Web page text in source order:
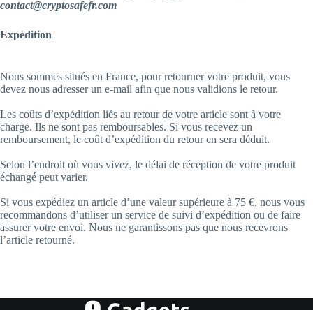
contact@cryptosafefr.com
Expédition
Nous sommes situés en France, pour retourner votre produit, vous
devez nous adresser un e-mail afin que nous validions le retour.
Les coûts d’expédition liés au retour de votre article sont à votre
charge. Ils ne sont pas remboursables. Si vous recevez un
remboursement, le coût d’expédition du retour en sera déduit.
Selon l’endroit où vous vivez, le délai de réception de votre produit
échangé peut varier.
Si vous expédiez un article d’une valeur supérieure à 75 €, nous vous
recommandons d’utiliser un service de suivi d’expédition ou de faire
assurer votre envoi. Nous ne garantissons pas que nous recevrons
l’article retourné.